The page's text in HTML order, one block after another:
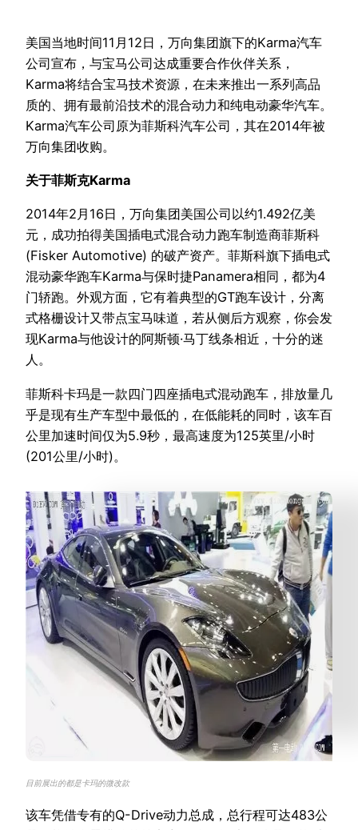
美国当地时间11月12日，万向集团旗下的Karma汽车
公司宣布，与宝马公司达成重要合作伙伴关系，
Karma将结合宝马技术资源，在未来推出一系列高品
质的、拥有最前沿技术的混合动力和纯电动豪华汽车。
Karma汽车公司原为菲斯科汽车公司，其在2014年被
万向集团收购。
关于菲斯克Karma
2014年2月16日，万向集团美国公司以约1.492亿美
元，成功拍得美国插电式混合动力跑车制造商菲斯科
(Fisker Automotive) 的破产资产。菲斯科旗下插电式
混动豪华跑车Karma与保时捷Panamera相同，都为4
门轿跑。外观方面，它有着典型的GT跑车设计，分离
式格栅设计又带点宝马味道，若从侧后方观察，你会发
现Karma与他设计的阿斯顿·马丁线条相近，十分的迷
人。
菲斯科卡玛是一款四门四座插电式混动跑车，排放量几
乎是现有生产车型中最低的，在低能耗的同时，该车百
公里加速时间仅为5.9秒，最高速度为125英里/小时
(201公里/小时)。
目前展出的都是卡玛的微改款
该车凭借专有的Q-Drive动力总成，总行程可达483公